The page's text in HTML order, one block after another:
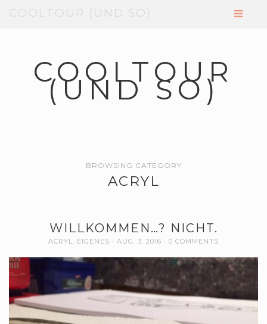
COOLTOUR (UND SO)
COOLTOUR
(UND SO)
BROWSING CATEGORY
ACRYL
WILLKOMMEN…? NICHT.
ACRYL, EIGENES AUG. 3, 2016 0 COMMENTS